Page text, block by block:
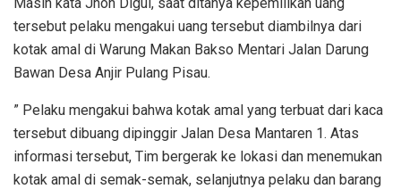
tersebut pelaku mengakui uang tersebut diambilnya dari
kotak amal di Warung Makan Bakso Mentari Jalan Darung
Bawan Desa Anjir Pulang Pisau.
” Pelaku mengakui bahwa kotak amal yang terbuat dari kaca
tersebut dibuang dipinggir Jalan Desa Mantaren 1. Atas
informasi tersebut, Tim bergerak ke lokasi dan menemukan
kotak amal di semak-semak, selanjutnya pelaku dan barang